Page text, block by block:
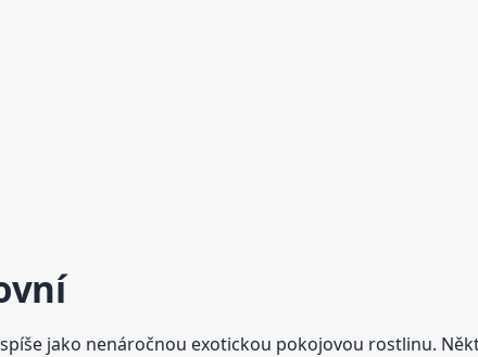
spíše jako nenáročnou exotickou pokojovou rostlinu.